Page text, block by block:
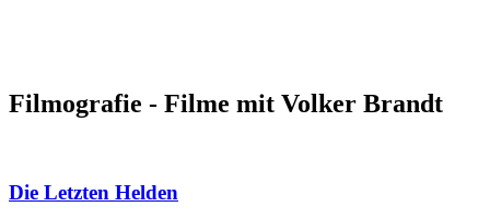
Filmografie - Filme mit Volker Brandt
Die Letzten Helden